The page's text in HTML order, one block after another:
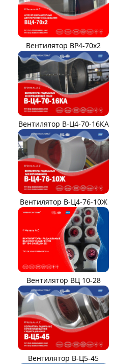
Вентилятор ВР4-70x2
Вентилятор В-Ц4-70-16КА
Вентилятор В-Ц4-76-10Ж
Вентилятор ВЦ 10-28
Вентилятор В-Ц5-45